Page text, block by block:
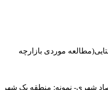
موردی بازارچه
شهری- نمونه: منطقه یک شهر